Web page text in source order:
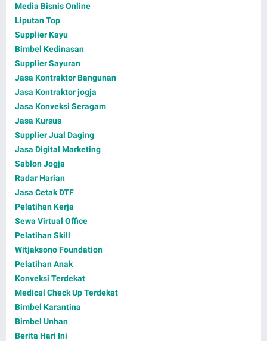
Media Bisnis Online
Liputan Top
Supplier Kayu
Bimbel Kedinasan
Supplier Sayuran
Jasa Kontraktor Bangunan
Jasa Kontraktor jogja
Jasa Konveksi Seragam
Jasa Kursus
Supplier Jual Daging
Jasa Digital Marketing
Sablon Jogja
Radar Harian
Jasa Cetak DTF
Pelatihan Kerja
Sewa Virtual Office
Pelatihan Skill
Witjaksono Foundation
Pelatihan Anak
Konveksi Terdekat
Medical Check Up Terdekat
Bimbel Karantina
Bimbel Unhan
Berita Hari Ini